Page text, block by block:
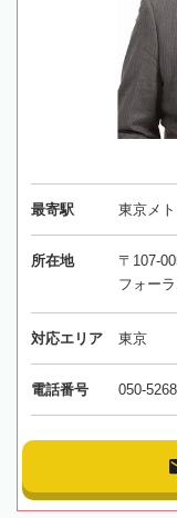
最寄駅 東京メ
所在地
〒107-
フォー
対応エリア 東京
電話番号 050-